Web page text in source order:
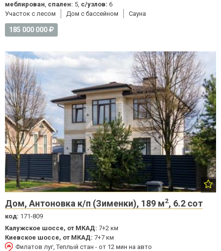
меблирован, спален: 5, с/узлов: 6
Участок с лесом
Дом с бассейном Cауна
185 000 000
Дом, Антоновка к/п (Зименки), 189 м2, 6.2 сот
код: 171-809
Калужское шоссе, от МКАД: 7+2 км
Киевское шоссе, от МКАД: 7+7 км
Филатов луг, Теплый стан - от 12 мин на авто